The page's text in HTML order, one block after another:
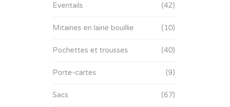
Eventails (42)
Mitaines en laine bouillie (10)
Pochettes et trousses (40)
Porte-cartes (9)
Sacs (67)